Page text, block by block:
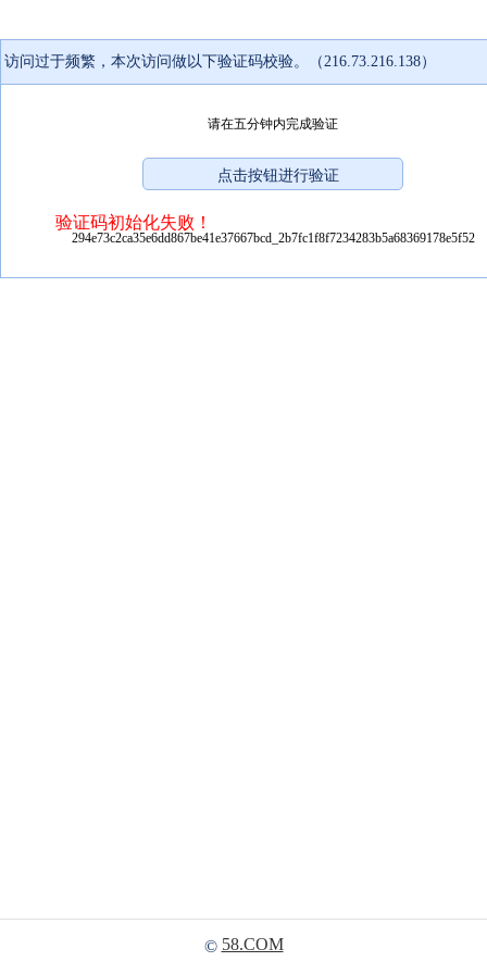
访问过于频繁，本次访问做以下验证码校验。（216.73.216.138）
请在五分钟内完成验证
验证码初始化失败！
294e73c2ca35e6dd867be41e37667bcd_2b7fc1f8f7234283b5a68369178e5f52
© 58.COM